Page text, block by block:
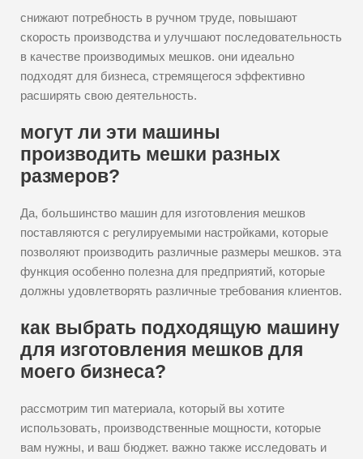
снижают потребность в ручном труде, повышают
скорость производства и улучшают последовательность
в качестве производимых мешков. они идеально
подходят для бизнеса, стремящегося эффективно
расширять свою деятельность.
могут ли эти машины
производить мешки разных
размеров?
Да, большинство машин для изготовления мешков
поставляются с регулируемыми настройками, которые
позволяют производить различные размеры мешков. эта
функция особенно полезна для предприятий, которые
должны удовлетворять различные требования клиентов.
как выбрать подходящую машину
для изготовления мешков для
моего бизнеса?
рассмотрим тип материала, который вы хотите
использовать, производственные мощности, которые
вам нужны, и ваш бюджет. важно также исследовать и